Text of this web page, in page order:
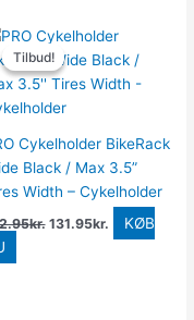
Tilbud!
Tilbud!
Cykelholder BikeRack
Black / Max 3.5”
Width – Cykelholder
kr.
Den
oprindelige
pris
var:
132.95kr..
131.95kr.
Den
pris
er:
KØB